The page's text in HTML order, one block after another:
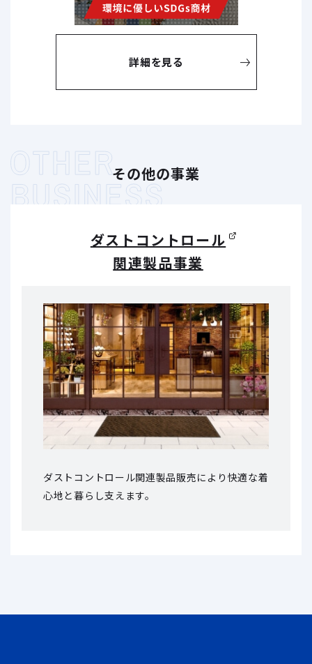
詳細を見る
その他の事業
ダストコントロール
関連製品事業
ダストコントロール関連製品販売により 快適な着
心地と暮らし支えます。